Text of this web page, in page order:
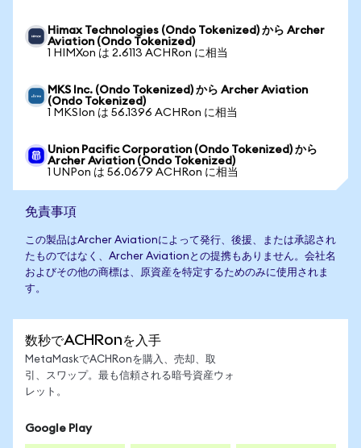
Himax Technologies (Ondo Tokenized) から Archer
Aviation (Ondo Tokenized)
1 HIMXon は 2.6113 ACHRon に相当
MKS Inc. (Ondo Tokenized) から Archer Aviation
(Ondo Tokenized)
1 MKSIon は 56.1396 ACHRon に相当
Union Pacific Corporation (Ondo Tokenized) から
Archer Aviation (Ondo Tokenized)
1 UNPon は 56.0679 ACHRon に相当
免責事項
この製品はArcher Aviationによって発行、後援、または承認され
たものではなく、Archer Aviationとの提携もありません。会社名
およびその他の商標は、原資産を特定するためのみに使用されま
す。
数秒でACHRonを入手
MetaMaskでACHRonを購入、売却、取
引、スワップ。最も信頼される暗号資産ウォ
レット。
Google Play